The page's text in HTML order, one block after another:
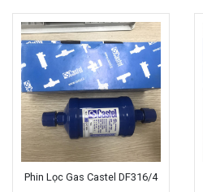
Phin Lọc Gas Castel DF316/4